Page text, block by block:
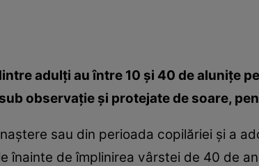
adulţi au între 10 şi 40 de aluniţe
observaţie şi protejate de soare,
sau din perioada copilăriei şi a
înainte de împlinirea vârstei de 40 de